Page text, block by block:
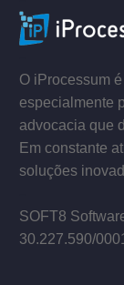
O iProcessum
especialmente
advocacia que
Em constante
soluções
SOFT8
30.227.590/